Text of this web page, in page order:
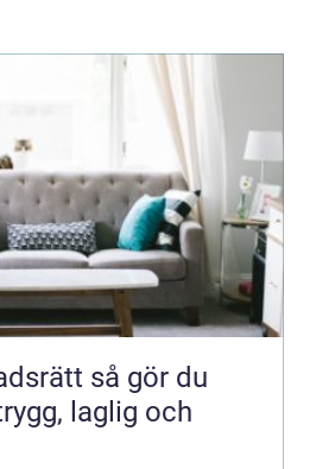
gör du
laglig och